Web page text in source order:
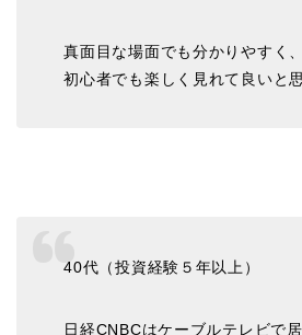
真面目な場面でも分かりやすく
初心者でも楽しく見れて良いと
40代（投資経験５年以上）
日経CNBCはケーブルテレビで